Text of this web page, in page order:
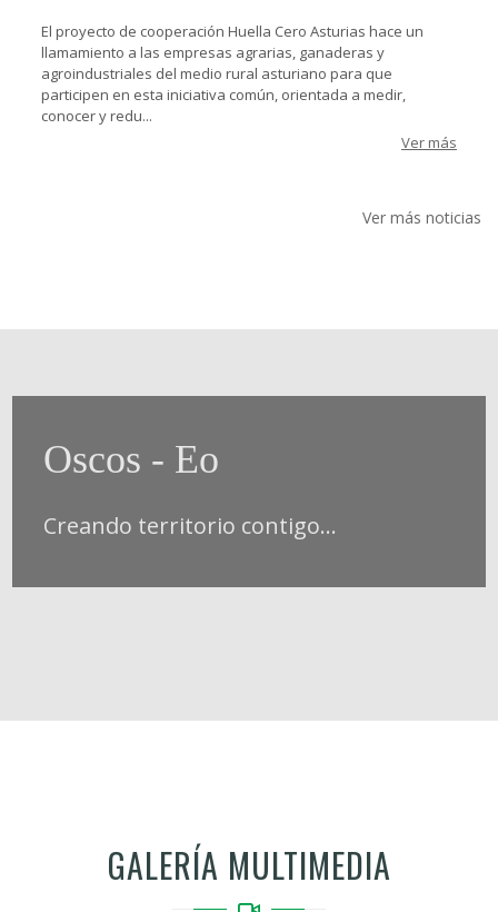
El proyecto de cooperación Huella Cero Asturias hace un
llamamiento a las empresas agrarias, ganaderas y
agroindustriales del medio rural asturiano para que
participen en esta iniciativa común, orientada a medir,
conocer y redu...
Ver más
Ver más noticias
Oscos - Eo
Creando territorio contigo...
GALERÍA MULTIMEDIA